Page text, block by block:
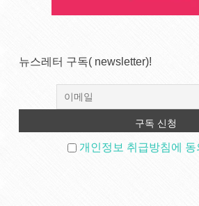
뉴스레터 구독( newsletter)!
개인정보 취급방침에 동